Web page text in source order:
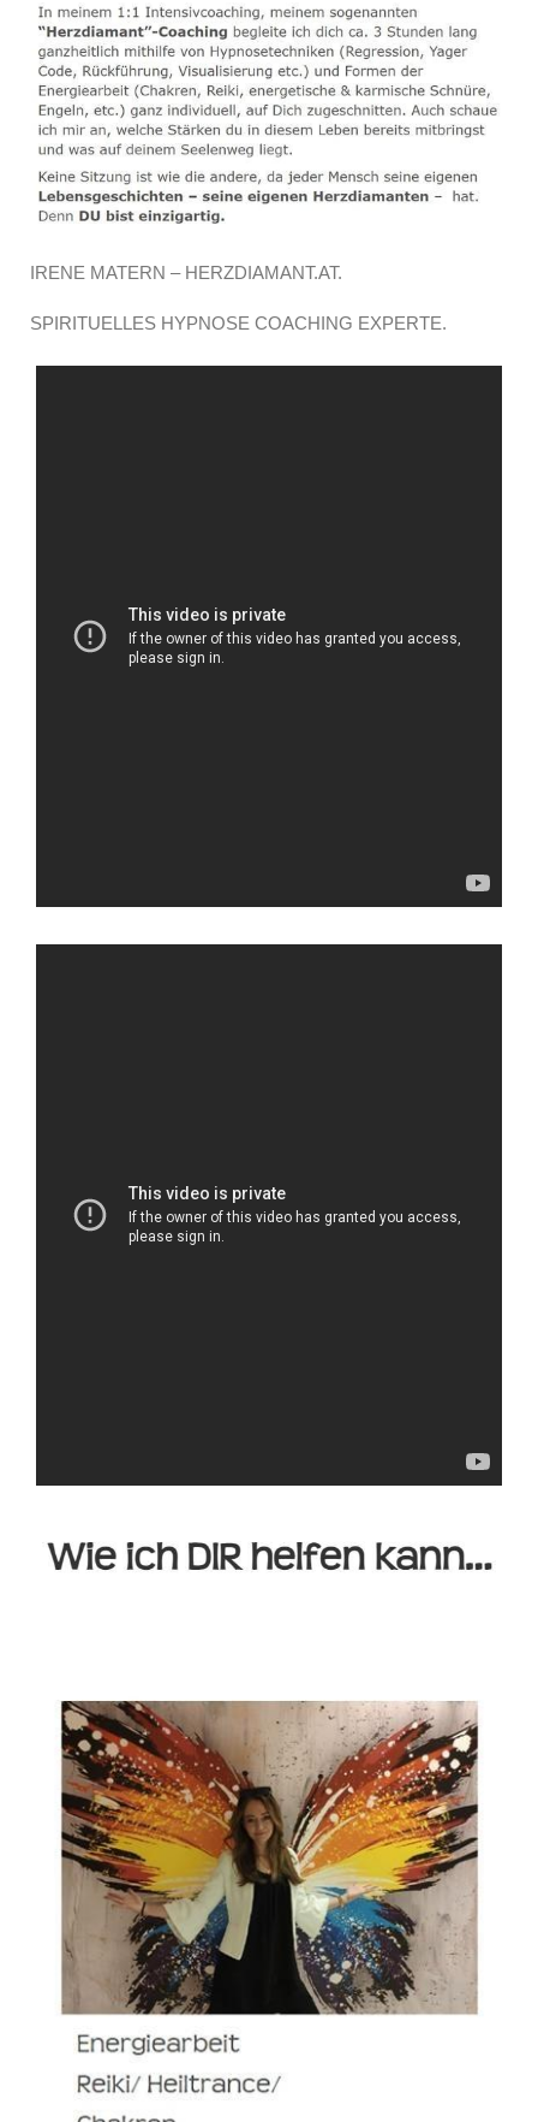
IRENE MATERN – HERZDIAMANT.AT.
SPIRITUELLES HYPNOSE COACHING EXPERTE.